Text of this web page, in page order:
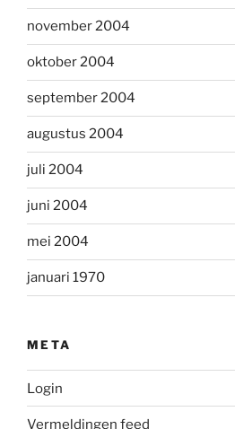
november 2004
oktober 2004
september 2004
augustus 2004
juli 2004
juni 2004
mei 2004
januari 1970
META
Login
Vermeldingen feed